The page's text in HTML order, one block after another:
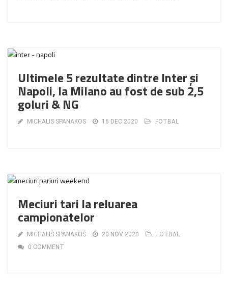
Ultimele 5 rezultate dintre Inter şi
Napoli, la Milano au fost de sub 2,5
goluri & NG
MICHALIS SPANAKOS 16 DEC 2020 FOTBAL
Meciuri tari la reluarea
campionatelor
MICHALIS SPANAKOS 20 NOV 2020
FOTBAL
0 COMMENT